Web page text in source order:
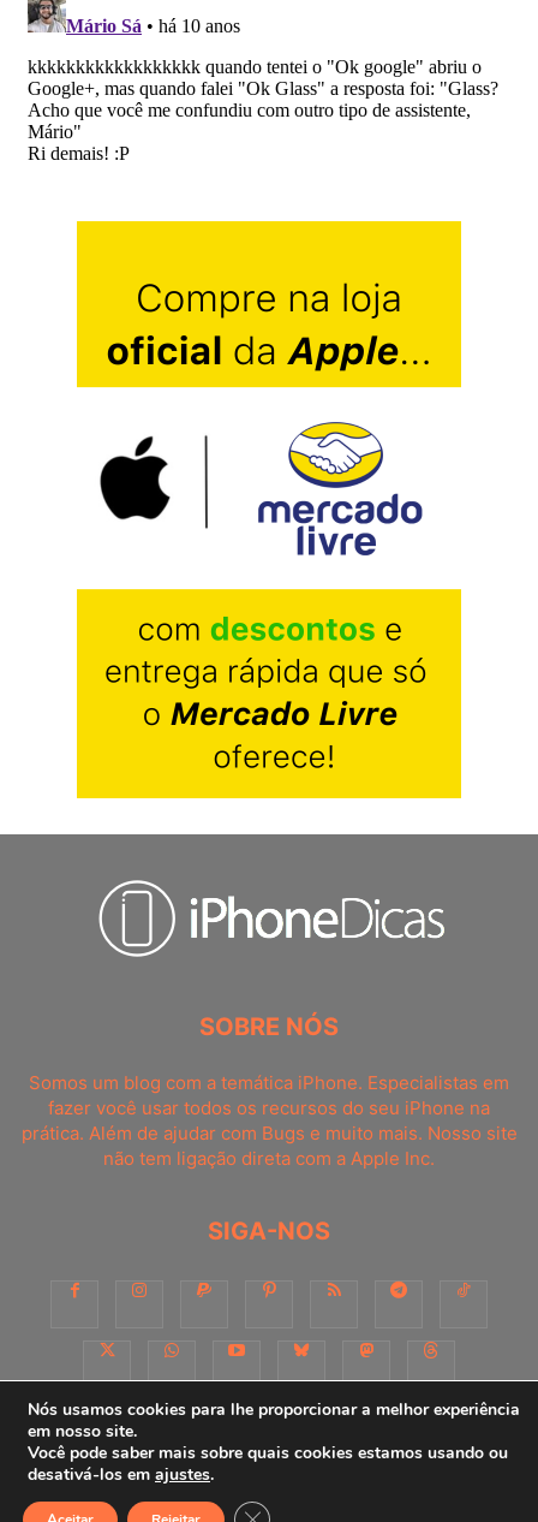
SOBRE NÓS
Somos um blog com a temática iPhone. Especialistas em
fazer você usar todos os recursos do seu iPhone na
prática. Além de ajudar com Bugs e muito mais. Nosso site
não tem ligação direta com a Apple Inc.
SIGA-NOS
Sobre Contato Apoie-nos!
Nós usamos cookies para lhe proporcionar a melhor experiência
em nosso site.
Você pode saber mais sobre quais cookies estamos usando ou
desativá-los em ajustes.
Close GDPR Cookie Banner